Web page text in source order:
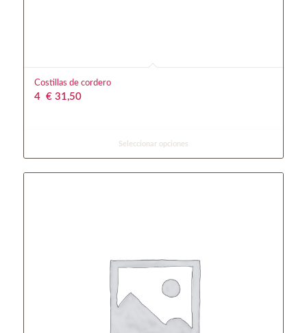
Costillas de cordero
4 € 31,50
Seleccionar opciones